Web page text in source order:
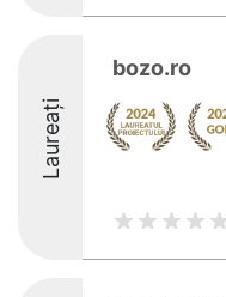
Laureați
bozo.ro